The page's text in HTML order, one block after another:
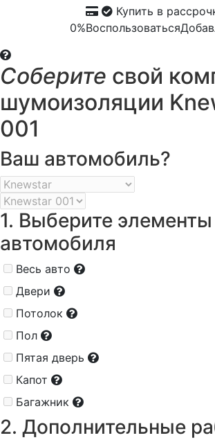
Купить в
0%Воспользоваться
Соберите свой
шумоизоляции
001
Ваш автомобиль?
1. Выберите элементы
автомобиля
Весь авто
Двери
Потолок
Пол
Пятая дверь
Капот
Багажник
2. Дополнительные